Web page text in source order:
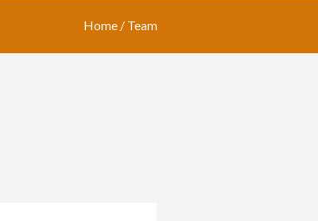
Home / Team